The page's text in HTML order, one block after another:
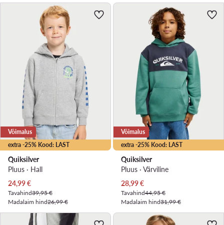
extra -25% Kood: LAST
Võimalus
Quiksilver
Pluus · Hall
Praegune hind
24,99€
Tavahind39,95 €
Madalaim hind26,99 €
extra -25% Kood: LAST
Võimalus
Quiksilver
Pluus · Värviline
Praegune hind
28,99€
Tavahind44,95 €
Madalaim hind31,99 €